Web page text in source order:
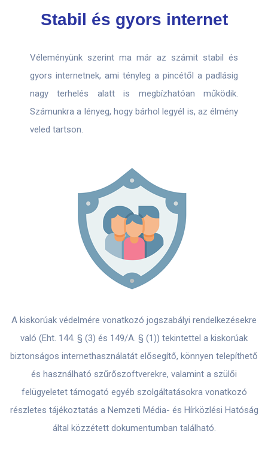
Stabil és gyors internet
Véleményünk szerint ma már az számit stabil és
gyors internetnek, ami tényleg a pincétől a padlásig
nagy terhelés alatt is megbízhatóan működik.
Számunkra a lényeg, hogy bárhol legyél is, az élmény
veled tartson.
A kiskorúak védelmére vonatkozó jogszabályi rendelkezésekre
való (Eht. 144. § (3) és 149/A. § (1)) tekintettel a kiskorúak
biztonságos internethasználatát elősegítő, könnyen telepíthető
és használható szűrőszoftverekre, valamint a szülői
felügyeletet támogató egyéb szolgáltatásokra vonatkozó
részletes tájékoztatás a Nemzeti Média- és Hírközlési Hatóság
által közzétett dokumentumban található.